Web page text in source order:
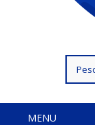
por:
MENU